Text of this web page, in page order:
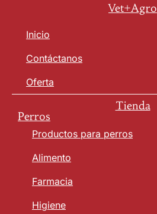
Vet+Agro
Inicio
Contáctanos
Oferta
Tienda
Perros
Productos para perros
Alimento
Farmacia
Higiene